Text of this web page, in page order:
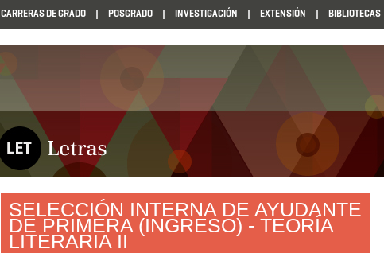
CARRERAS DE GRADO POSGRADO INVESTIGACIÓN EXTENSIÓN BIBLIOTECAS
SELECCIÓN INTERNA DE AYUDANTE
DE PRIMERA (INGRESO) - TEORÍA
LITERARIA II